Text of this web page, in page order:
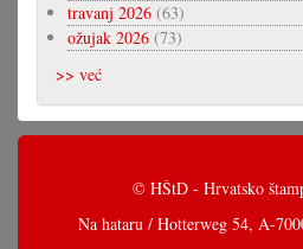
travanj 2026 (63)
ožujak 2026 (73)
>> već
© HŠtD - Hrvatsko
Na hataru / Hotterweg 54, A-